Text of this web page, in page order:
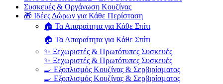
Συσκευές & Οργάνωση Κουζίνας
🎁 Ιδέες Δώρων για Κάθε Περίσταση
🏠 Τα Απαραίτητα για Κάθε Σπίτι
🏠 Τα Απαραίτητα για Κάθε Σπίτι
✨ Ξεχωριστές & Πρωτότυπες Συσκευές
✨ Ξεχωριστές & Πρωτότυπες Συσκευές
🍳 Εξοπλισμός Κουζίνας & Σερβιρίσματος
🍳 Εξοπλισμός Κουζίνας & Σερβιρίσματος